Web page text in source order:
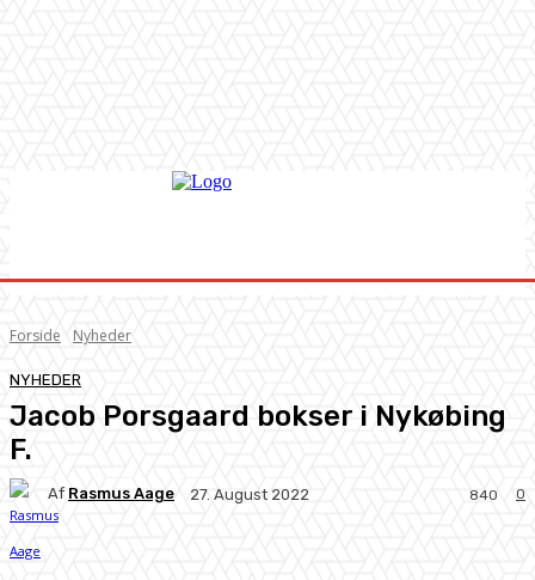
Forside Nyheder
NYHEDER
Jacob Porsgaard bokser i Nykøbing
F.
Af Rasmus Aage 27. August 2022 0
840